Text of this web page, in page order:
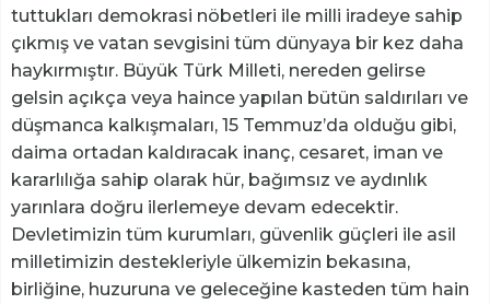
tuttukları demokrasi nöbetleri ile milli iradeye sahip
çıkmış ve vatan sevgisini tüm dünyaya bir kez daha
haykırmıştır. Büyük Türk Milleti, nereden gelirse
gelsin açıkça veya haince yapılan bütün saldırıları ve
düşmanca kalkışmaları, 15 Temmuz’da olduğu gibi,
daima ortadan kaldıracak inanç, cesaret, iman ve
kararlılığa sahip olarak hür, bağımsız ve aydınlık
yarınlara doğru ilerlemeye devam edecektir.
Devletimizin tüm kurumları, güvenlik güçleri ile asil
milletimizin destekleriyle ülkemizin bekasına,
birliğine, huzuruna ve geleceğine kasteden tüm hain